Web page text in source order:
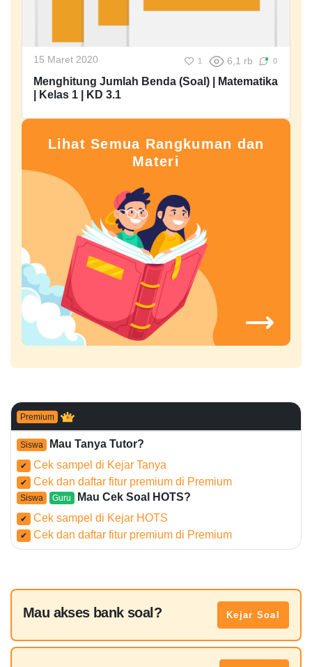
15 Maret 2020 1 6,1 rb 0
Menghitung Jumlah Benda (Soal) | Matematika
| Kelas 1 | KD 3.1
Lihat Semua Rangkuman dan
Materi
Premium
Siswa Mau Tanya Tutor?
✔ Cek sampel di Kejar Tanya
✔ Cek dan daftar fitur premium di Premium
Siswa Guru Mau Cek Soal HOTS?
✔ Cek sampel di Kejar HOTS
✔ Cek dan daftar fitur premium di Premium
Mau akses bank soal? Kejar Soal